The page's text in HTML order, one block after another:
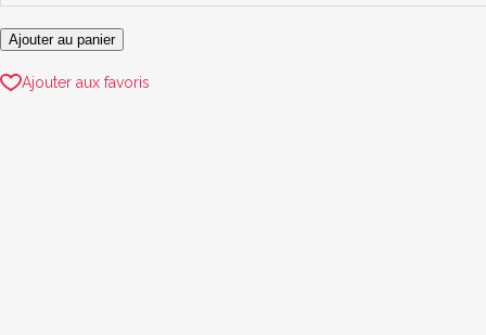
Cafe,
Birmanie
Ajouter au panier
Ajouter aux favoris